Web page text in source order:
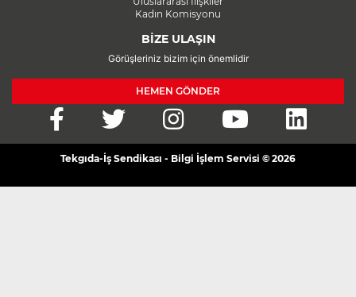
Kadın Komisyonu
BİZE ULAŞIN
Görüşleriniz bizim için önemlidir
HEMEN GÖNDER
Tekgıda-İş Sendikası - Bilgi İşlem Servisi © 2026